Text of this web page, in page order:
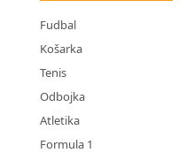
Fudbal
Košarka
Tenis
Odbojka
Atletika
Formula 1